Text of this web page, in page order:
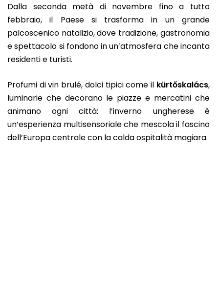
Dalla seconda metà di novembre fino a tutto
febbraio, il Paese si trasforma in un grande
palcoscenico natalizio, dove tradizione, gastronomia
e spettacolo si fondono in un’atmosfera che incanta
residenti e turisti.
Profumi di vin brulé, dolci tipici come il kürtőskalács,
luminarie che decorano le piazze e mercatini che
animano ogni città: l’inverno ungherese è
un’esperienza multisensoriale che mescola il fascino
dell’Europa centrale con la calda ospitalità magiara.